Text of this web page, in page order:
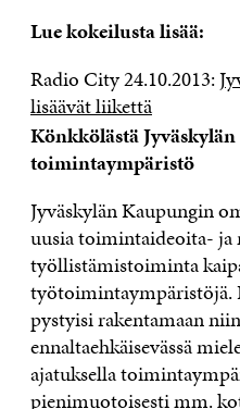
Lue kokeilusta lisää:
Radio City 24.10.2013:
lisäävät liikettä
Könkkölästä
toimintaympäristö
Jyväskylän Kaupungin
uusia toimintaideoita- ja
työllistämistoiminta
työtoimintaympäristöjä.
pystyisi rakentamaan
ennaltaehkäisevässä
ajatuksella
pienimuotoisesti mm.